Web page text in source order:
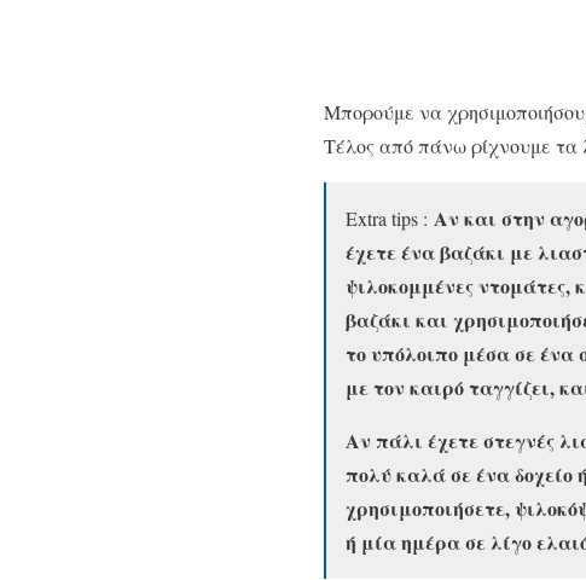
Μπορούμε να
Τέλος από πάνω ρίχνουμε τα
Extra tips : Αν και στην
έχετε ένα βαζάκι με
ψιλοκομμένες ντομάτες,
βαζάκι και
το υπόλοιπο μέσα σε ένα
με τον καιρό ταγγίζει,
Αν πάλι έχετε στεγνές
πολύ καλά σε ένα δοχείο
χρησιμοποιήσετε,
ή μία ημέρα σε λίγο